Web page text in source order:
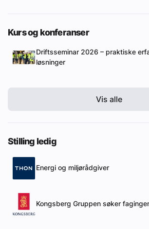
Kurs og konferanser
Driftsseminar 2026 – praktiske
løsninger
Vis alle
Stilling ledig
Energi og miljørådgiver
Kongsberg Gruppen søker